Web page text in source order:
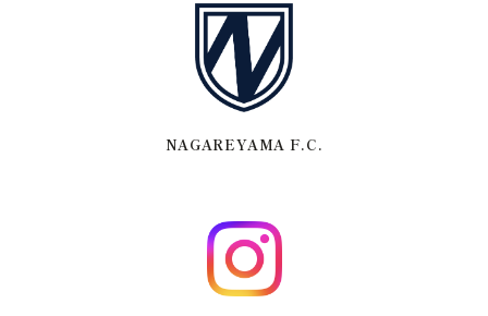
NAGAREYAMA F.C.